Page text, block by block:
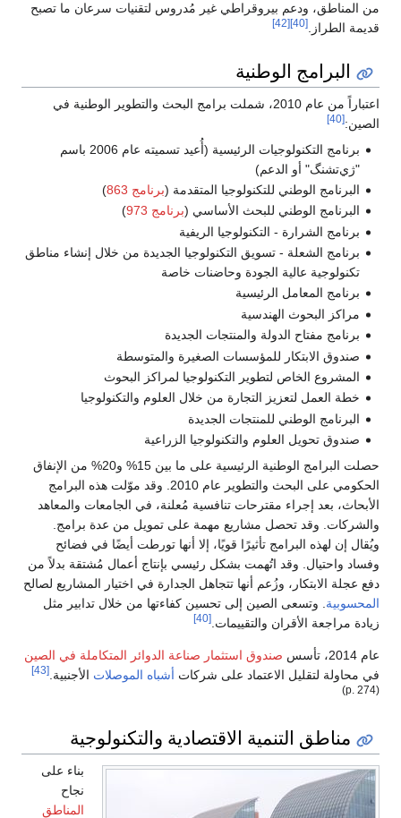
من المناطق، ودعم بيروقراطي غير مُدروس لتقنيات سرعان ما تصبح
قديمة الطراز.[40]
[42]
البرامج الوطنية
اعتباراً من عام 2010، شملت برامج البحث والتطوير الوطنية في
الصين:[40]
برنامج التكنولوجيات الرئيسية (أُعيد تسميته عام 2006 باسم
"ژي‌تشنگ" أو الدعم)
البرنامج الوطني للتكنولوجيا المتقدمة (برنامج 863
)
البرنامج الوطني للبحث الأساسي (برنامج 973
)
برنامج الشرارة - التكنولوجيا الريفية
برنامج الشعلة - تسويق التكنولوجيا الجديدة من خلال إنشاء مناطق
تكنولوجية عالية الجودة وحاضنات خاصة
برنامج المعامل الرئيسية
مراكز البحوث الهندسية
برنامج مفتاح الدولة والمنتجات الجديدة
صندوق الابتكار للمؤسسات الصغيرة والمتوسطة
المشروع الخاص لتطوير التكنولوجيا لمراكز البحوث
خطة العمل لتعزيز التجارة من خلال العلوم والتكنولوجيا
البرنامج الوطني للمنتجات الجديدة
صندوق تحويل العلوم والتكنولوجيا الزراعية
حصلت البرامج الوطنية الرئيسية على ما بين 15% و20% من الإنفاق
الحكومي على البحث والتطوير عام 2010. وقد موّلت هذه البرامج
الأبحاث، بعد إجراء مقترحات تنافسية مُعلنة، في الجامعات والمعاهد
والشركات. وقد تحصل مشاريع مهمة على تمويل من عدة برامج.
ويُقال إن لهذه البرامج تأثيرًا قويًا، إلا أنها تورطت أيضًا في فضائح
وفساد واحتيال. وقد اتُهمت بشكل رئيسي بإنتاج أعمال مُشتقة بدلاً من
دفع عجلة الابتكار، وزُعم أنها تتجاهل الجدارة في اختيار المشاريع لصالح
المحسوبية. وتسعى الصين إلى تحسين كفاءتها من خلال تدابير مثل
زيادة مراجعة الأقران والتقييمات.[40]
عام 2014، تأسس
صندوق استثمار صناعة الدوائر المتكاملة في الصين
في محاولة لتقليل الاعتماد على شركات أشباه الموصلات الأجنبية.[43]
(p. 274)
مناطق التنمية الاقتصادية والتكنولوجية
بناء على
نجاح
المناطق